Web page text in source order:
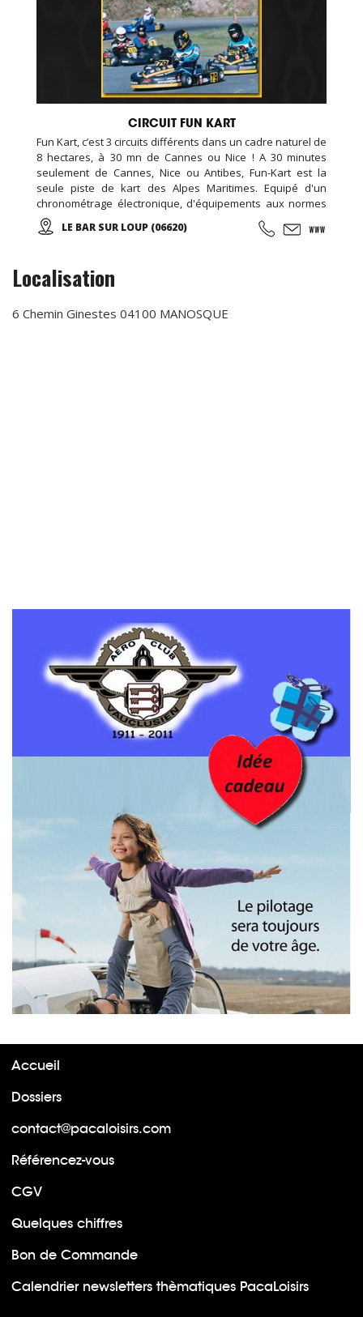
CIRCUIT FUN KART
Fun Kart, c’est 3 circuits différents dans un cadre naturel de
8 hectares, à 30 mn de Cannes ou Nice ! A 30 minutes
seulement de Cannes, Nice ou Antibes, Fun-Kart est la
seule piste de kart des Alpes Maritimes. Equipé d'un
chronométrage électronique, d'équipements aux normes
de sécurité européenne, assistance mécanique, et un
restaurant sur place, nous avons également une piste de
LE BAR SUR LOUP (06620)
Localisation
6 Chemin Ginestes 04100 MANOSQUE
Accueil
Dossiers
contact@pacaloisirs.com
Référencez-vous
CGV
Quelques chiffres
Bon de Commande
Calendrier newsletters thèmatiques PacaLoisirs